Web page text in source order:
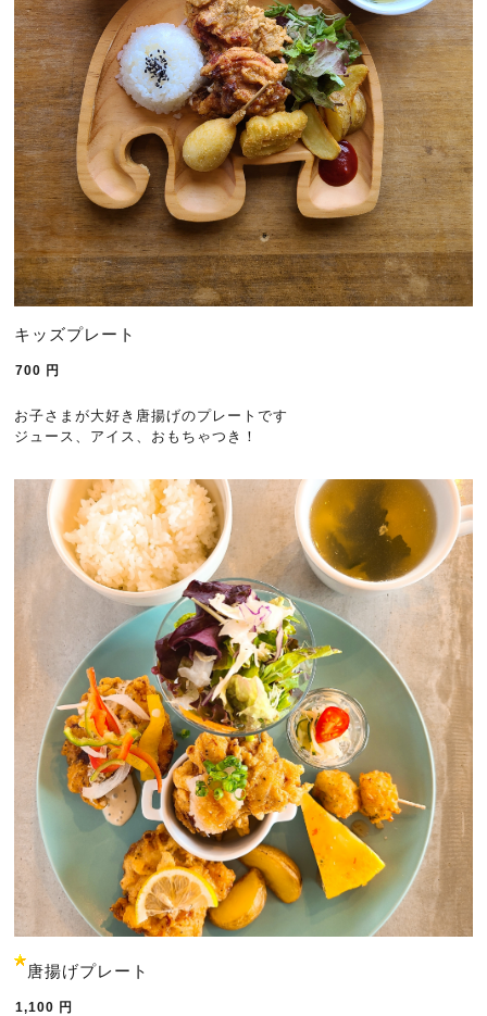
キッズプレート
700 円
お子さまが大好き唐揚げのプレートです
ジュース、アイス、おもちゃつき！
唐揚げプレート
1,100 円